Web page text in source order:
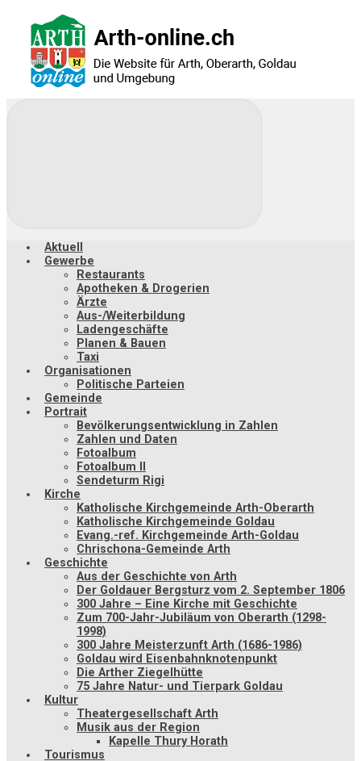
Hauptinhalt
springen
Aktuell
Gewerbe
Restaurants
Apotheken & Drogerien
Ärzte
Aus-/Weiterbildung
Ladengeschäfte
Planen & Bauen
Taxi
Organisationen
Politische Parteien
Gemeinde
Portrait
Bevölkerungsentwicklung in Zahlen
Zahlen und Daten
Fotoalbum
Fotoalbum II
Sendeturm Rigi
Kirche
Katholische Kirchgemeinde Arth-Oberarth
Katholische Kirchgemeinde Goldau
Evang.-ref. Kirchgemeinde Arth-Goldau
Chrischona-Gemeinde Arth
Geschichte
Aus der Geschichte von Arth
Der Goldauer Bergsturz vom 2. September 1806
300 Jahre – Eine Kirche mit Geschichte
Zum 700-Jahr-Jubiläum von Oberarth (1298-
1998)
300 Jahre Meisterzunft Arth (1686-1986)
Goldau wird Eisenbahnknotenpunkt
Die Arther Ziegelhütte
75 Jahre Natur- und Tierpark Goldau
Kultur
Theatergesellschaft Arth
Musik aus der Region
Kapelle Thury Horath
Tourismus